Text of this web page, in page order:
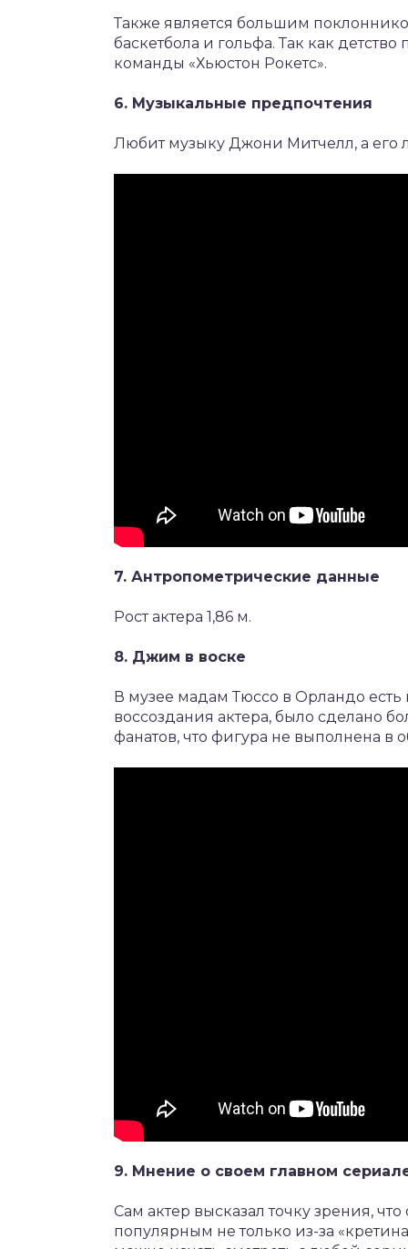
Также является большим
баскетбола и гольфа. Так как
команды «Хьюстон Рокетс».
6. Музыкальные предпочтения
Любит музыку Джони Митчелл, а его
7. Антропометрические данные
Рост актера 1,86 м.
8. Джим в воске
В музее мадам Тюссо в Орландо
воссоздания актера, было сделано
фанатов, что фигура не выполнена в
9. Мнение о своем главном
Сам актер высказал точку зрения,
популярным не только из-за